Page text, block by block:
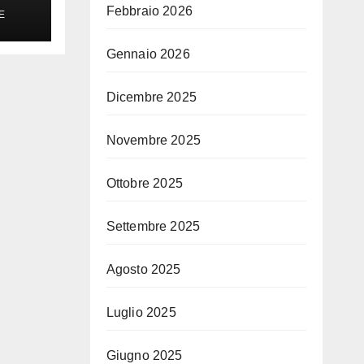
Febbraio 2026
Gennaio 2026
Dicembre 2025
Novembre 2025
Ottobre 2025
Settembre 2025
Agosto 2025
Luglio 2025
Giugno 2025